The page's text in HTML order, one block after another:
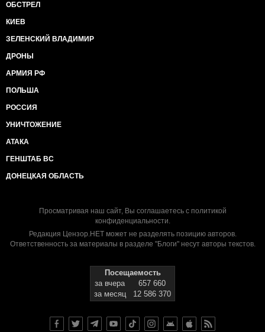
ОБСТРЕЛ
КИЕВ
ЗЕЛЕНСКИЙ ВЛАДИМИР
ДРОНЫ
АРМИЯ РФ
ПОЛЬША
РОССИЯ
УНИЧТОЖЕНИЕ
АТАКА
ГЕНШТАБ ВС
ДОНЕЦКАЯ ОБЛАСТЬ
Просматривая наш сайт, Вы соглашаетесь с политикой
конфиденциальности.
Редакция Цензор.НЕТ может не разделять позицию авторов.
Ответственность за материалы в разделе "Блоги" несут авторы текстов.
Посещаемость
за вчера
657 660
за месяц
12 586 370